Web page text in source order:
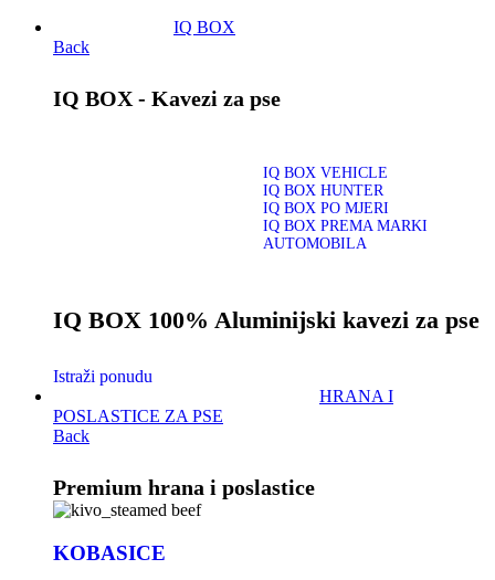
IQ BOX
Back
IQ BOX - Kavezi za pse
IQ BOX VEHICLE
IQ BOX HUNTER
IQ BOX PO MJERI
IQ BOX PREMA MARKI
AUTOMOBILA
IQ BOX 100% Aluminijski kavezi za pse
Istraži ponudu
HRANA I
POSLASTICE ZA PSE
Back
Premium hrana i poslastice
KOBASICE